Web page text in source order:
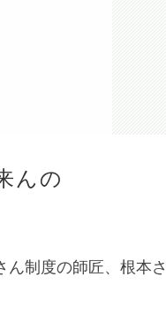
んの
制度の師匠、根本さ